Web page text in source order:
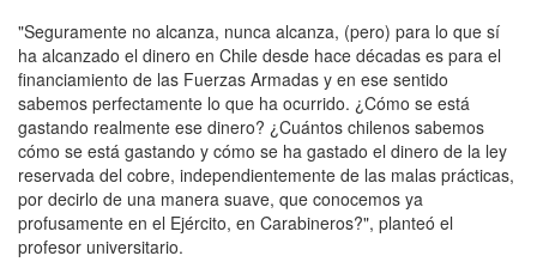
"Seguramente no alcanza, nunca alcanza, (pero) para lo que sí
ha alcanzado el dinero en Chile desde hace décadas es para el
financiamiento de las Fuerzas Armadas y en ese sentido
sabemos perfectamente lo que ha ocurrido. ¿Cómo se está
gastando realmente ese dinero? ¿Cuántos chilenos sabemos
cómo se está gastando y cómo se ha gastado el dinero de la ley
reservada del cobre, independientemente de las malas prácticas,
por decirlo de una manera suave, que conocemos ya
profusamente en el Ejército, en Carabineros?", planteó el
profesor universitario.